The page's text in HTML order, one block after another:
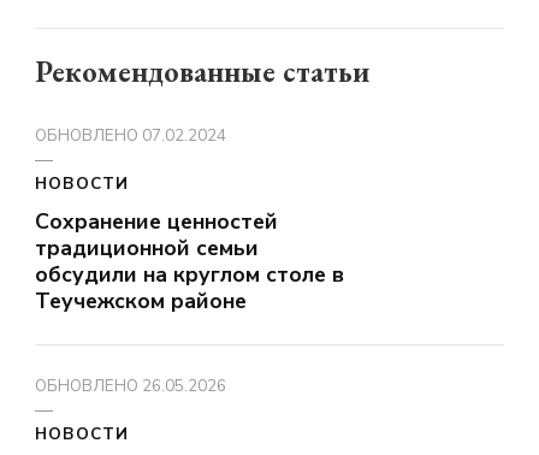
Рекомендованные статьи
ОБНОВЛЕНО 07.02.2024
НОВОСТИ
Сохранение ценностей
традиционной семьи
обсудили на круглом столе в
Теучежском районе
ОБНОВЛЕНО 26.05.2026
НОВОСТИ